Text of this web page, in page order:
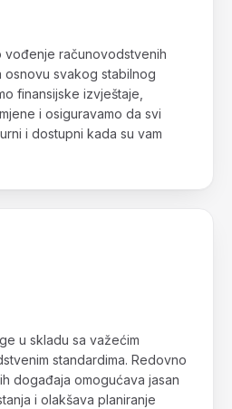
računovodstvenih
svakog stabilnog
finansijske izvještaje,
i osiguravamo da svi
i dostupni kada su vam
u skladu sa važećim
standardima. Redovno
događaja omogućava jasan
i olakšava planiranje